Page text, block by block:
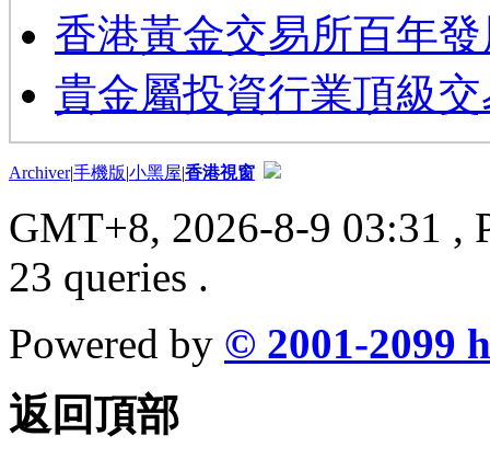
香港黃金交易所百年
貴金屬投資行業頂級
Archiver|手機版|小黑屋|香港視窗
GMT+8, 2026-8-9 03:31 ,
23 queries .
Powered by © 2001-2099
返回頂部